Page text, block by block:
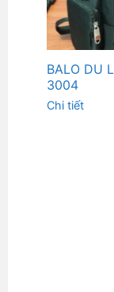
BALO DU
3004
Chi tiết